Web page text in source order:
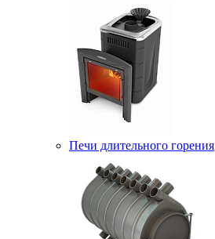
Печи длительного горения